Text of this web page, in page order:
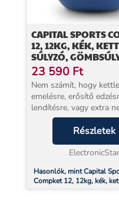
CAPITAL SPORTS
12, 12KG, KÉK,
SÚLYZÓ,
23 590 Ft
Nem számít, hogy
emelésre, erősítő
lendítésre, vagy extra
használja – a Capital
Compket Competition
sokoldalú eszköz az
teljesítményének növelé...
Részletek
ElectronicStar
Hasonlók, mint Capital
Compket 12, 12kg, kék,
súlyzó, gömbsúlyzó